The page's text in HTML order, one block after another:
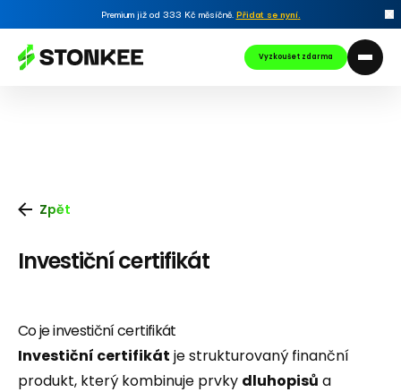
Premium již od 333 Kč měsíčně. Přidat se nyní.
Vyzkoušet zdarma
Zpět
Investiční certifikát
Co je investiční certifikát
Investiční certifikát je strukturovaný finanční
produkt, který kombinuje prvky dluhopisů a